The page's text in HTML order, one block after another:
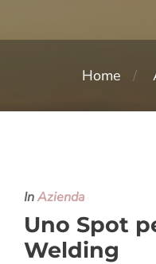
Home
InAzienda
Uno Spot
Welding